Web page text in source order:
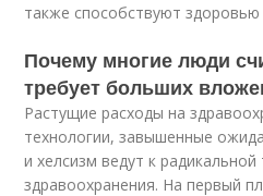
также способствуют
Почему многие люди
требует больших
Растущие расходы на
технологии, завышенные
и хелсизм ведут к
здравоохранения. На первый